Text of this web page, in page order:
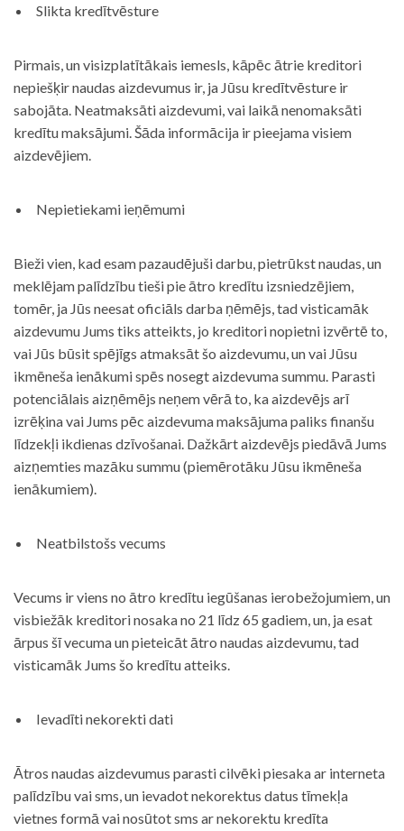
Slikta kredītvēsture
Pirmais, un visizplatītākais iemesls, kāpēc ātrie kreditori
nepiešķir naudas aizdevumus ir, ja Jūsu kredītvēsture ir
sabojāta. Neatmaksāti aizdevumi, vai laikā nenomaksāti
kredītu maksājumi. Šāda informācija ir pieejama visiem
aizdevējiem.
Nepietiekami ieņēmumi
Bieži vien, kad esam pazaudējuši darbu, pietrūkst naudas, un
meklējam palīdzību tieši pie ātro kredītu izsniedzējiem,
tomēr, ja Jūs neesat oficiāls darba ņēmējs, tad visticamāk
aizdevumu Jums tiks atteikts, jo kreditori nopietni izvērtē to,
vai Jūs būsit spējīgs atmaksāt šo aizdevumu, un vai Jūsu
ikmēneša ienākumi spēs nosegt aizdevuma summu. Parasti
potenciālais aizņēmējs neņem vērā to, ka aizdevējs arī
izrēķina vai Jums pēc aizdevuma maksājuma paliks finanšu
līdzekļi ikdienas dzīvošanai. Dažkārt aizdevējs piedāvā Jums
aizņemties mazāku summu (piemērotāku Jūsu ikmēneša
ienākumiem).
Neatbilstošs vecums
Vecums ir viens no ātro kredītu iegūšanas ierobežojumiem, un
visbiežāk kreditori nosaka no 21 līdz 65 gadiem, un, ja esat
ārpus šī vecuma un pieteicāt ātro naudas aizdevumu, tad
visticamāk Jums šo kredītu atteiks.
Ievadīti nekorekti dati
Ātros naudas aizdevumus parasti cilvēki piesaka ar interneta
palīdzību vai sms, un ievadot nekorektus datus tīmekļa
vietnes formā vai nosūtot sms ar nekorektu kredīta